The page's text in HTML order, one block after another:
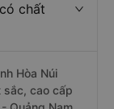
chất
Hòa Núi
sắc, cao cấp